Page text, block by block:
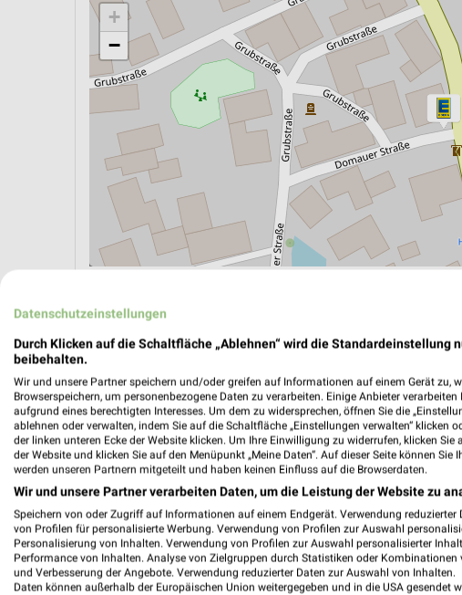
+
−
Datenschutzeinstellungen
Durch Klicken auf die Schaltfläche „Ablehnen“ wird die Standardeinstellung
beibehalten.
Wir und unsere Partner speichern und/oder greifen auf Informationen auf einem Gerät zu,
Browserspeichern, um personenbezogene Daten zu verarbeiten. Einige Anbieter
aufgrund eines berechtigten Interesses. Um dem zu widersprechen, öffnen Sie die
ablehnen oder verwalten, indem Sie auf die Schaltfläche „Einstellungen verwalten“ klicken
der linken unteren Ecke der Website klicken. Um Ihre Einwilligung zu widerrufen, klicken
der Website und klicken Sie auf den Menüpunkt „Meine Daten“. Auf dieser Seite können
werden unseren Partnern mitgeteilt und haben keinen Einfluss auf die Browserdaten.
Wir und unsere Partner verarbeiten Daten, um die Leistung der Website zu
Speichern von oder Zugriff auf Informationen auf einem Endgerät. Verwendung
von Profilen für personalisierte Werbung. Verwendung von Profilen zur Auswahl
Personalisierung von Inhalten. Verwendung von Profilen zur Auswahl personalisierter
Performance von Inhalten. Analyse von Zielgruppen durch Statistiken oder Kombinationen
und Verbesserung der Angebote. Verwendung reduzierter Daten zur Auswahl von Inhalten.
Daten können außerhalb der Europäischen Union weitergegeben und in die USA gesendet